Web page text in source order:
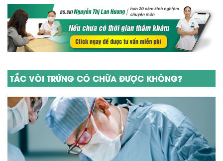
TẮC VÒI TRỨNG CÓ CHỮA ĐƯỢC KHÔNG?